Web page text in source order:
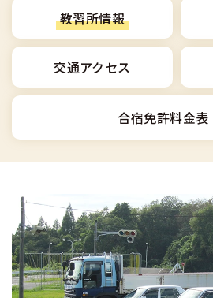
中型車
大型車
けん引
普通二種
中型二種
格安シーズン料金
出発地別おすすめ校
こだわり、テーマから探す
360度パノラマ教習所
教育訓練給付金制度
受験資格特例教習
お気に入りの教習所
合宿免許の入校までの流れ
合宿免許での免許取得の流れ
合宿免許一日の過ごし方
合宿に関わる料金について
合宿費用のお支払いについて
合宿免許に必要な持ち物
高校生は運転免許を取れる？
免許取消・失効による再取得
冬・雪国の合宿免許は大丈夫？
みんなが選んだ合宿免許の条件
全国の運転免許試験場(免許セン
本免学科試験問題に挑戦
会社概要
会社沿革・歴史
個人情報の取扱い
特定商取引法に基づく表示
運転者適性診断
0120-
入校申込
教習所情報
交通アクセス
合宿免許料金表
普通車
大型車